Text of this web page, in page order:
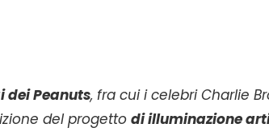
dei Peanuts, fra cui i celebri Charlie
del progettodi illuminazione